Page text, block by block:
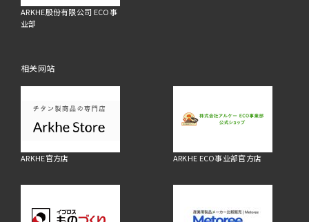
ARKHE股份有限公司 ECO事
业部
相关网站
ARKHE官方店 ARKHE ECO事业部官方店